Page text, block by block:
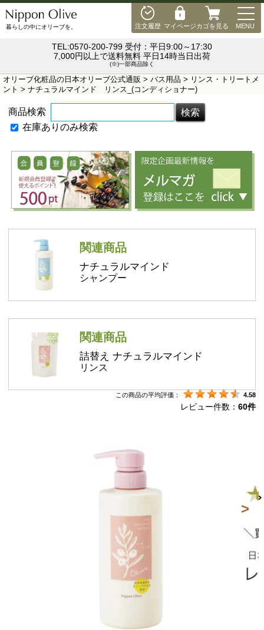
注文履歴 マイページカゴを見る MENU
暮らしの中にオリーブを。
TEL:0570-200-799 受付：平日9:00～17:30
7,000円以上で送料無料 平日14時当日出荷
(※)一部商品除く
オリーブ化粧品の日本オリーブ公式通販 > バス用品 > リンス・トリートメ
ント > ナチュラルマインド リンス_(コンディショナー)
商品検索
在庫ありのみ検索
関連商品
ナチュラルマインド
シャンプー
関連商品
詰替え ナチュラルマインド
リンス
この商品の平均評価： 4.58
レビュー件数： 60件